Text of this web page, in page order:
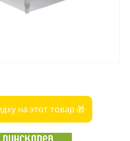
на этот товар 🎁